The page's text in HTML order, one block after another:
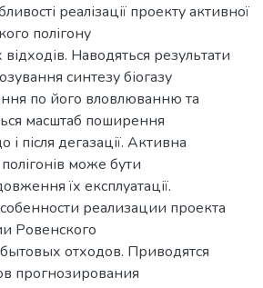
реалізації проекту активної
полігону
Наводяться результати
синтезу біогазу
по його вловлюванню та
масштаб поширення
і після дегазації. Активна
може бути
їх експлуатації.
реализации проекта
Ровенского
отходов. Приводятся
прогнозирования